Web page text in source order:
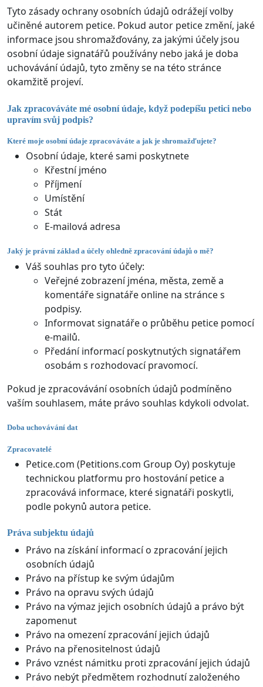
Tyto zásady ochrany osobních údajů odrážejí volby
učiněné autorem petice. Pokud autor petice změní, jaké
informace jsou shromažďovány, za jakými účely jsou
osobní údaje signatářů používány nebo jaká je doba
uchovávání údajů, tyto změny se na této stránce
okamžitě projeví.
Jak zpracováváte mé osobní údaje, když podepíšu petici nebo
upravím svůj podpis?
Které moje osobní údaje zpracováváte a jak je shromažďujete?
Osobní údaje, které sami poskytnete
Křestní jméno
Příjmení
Umístění
Stát
E-mailová adresa
Jaký je právní základ a účely ohledně zpracování údajů o mě?
Váš souhlas pro tyto účely:
Veřejné zobrazení jména, města, země a
komentáře signatáře online na stránce s
podpisy.
Informovat signatáře o průběhu petice pomocí
e-mailů.
Předání informací poskytnutých signatářem
osobám s rozhodovací pravomocí.
Pokud je zpracovávání osobních údajů podmíněno
vaším souhlasem, máte právo souhlas kdykoli odvolat.
Doba uchovávání dat
Zpracovatelé
Petice.com (Petitions.com Group Oy) poskytuje
technickou platformu pro hostování petice a
zpracovává informace, které signatáři poskytli,
podle pokynů autora petice.
Práva subjektu údajů
Právo na získání informací o zpracování jejich
osobních údajů
Právo na přístup ke svým údajům
Právo na opravu svých údajů
Právo na výmaz jejich osobních údajů a právo být
zapomenut
Právo na omezení zpracování jejich údajů
Právo na přenositelnost údajů
Právo vznést námitku proti zpracování jejich údajů
Právo nebýt předmětem rozhodnutí založeného